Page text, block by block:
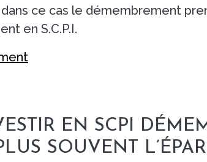
ce cas le démembrement
en S.C.P.I.
EN SCPI
SOUVENT